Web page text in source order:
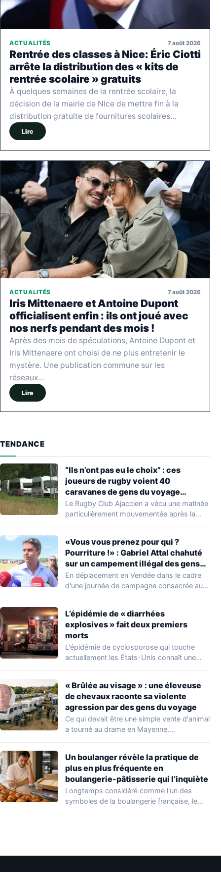
ACTUALITÉS 7 août 2026
Rentrée des classes à Nice: Éric Ciotti
arrête la distribution des « kits de
rentrée scolaire » gratuits
À quelques semaines de la rentrée scolaire, la
décision de la mairie de Nice de mettre fin à la
distribution gratuite de fournitures scolaires…
Lire
ACTUALITÉS 7 août 2026
Iris Mittenaere et Antoine Dupont
officialisent enfin : ils ont joué avec
nos nerfs pendant des mois !
Après des mois de spéculations, Antoine Dupont et
Iris Mittenaere ont choisi de ne plus entretenir le
mystère. Une publication commune sur les
réseaux…
Lire
TENDANCE
“Ils n’ont pas eu le choix” : ces
joueurs de rugby voient 40
caravanes de gens du voyage
s’installer dans leur stade, ils les
délogent en moins d’1 heure
Le Rugby Club Ajaccien a vécu une matinée
particulièrement mouvementée après la
«Vous vous prenez pour qui ?
Pourriture !» : Gabriel Attal chahuté
sur un campement illégal des gens
du voyage
En déplacement en Vendée dans le cadre
d'une journée de campagne consacrée aux
L’épidémie de « diarrhées
explosives » fait deux premiers
morts
L'épidémie de cyclosporose qui touche
actuellement les États-Unis connaît une
« Brûlée au visage » : une éleveuse
de chevaux raconte sa violente
agression par des gens du voyage
Ce qui devait être une simple vente d'animal
a tourné au drame en Mayenne.…
Un boulanger révèle la pratique de
plus en plus fréquente en
boulangerie-pâtisserie qui l’inquiète
Longtemps considéré comme l'un des
symboles de la boulangerie française, le